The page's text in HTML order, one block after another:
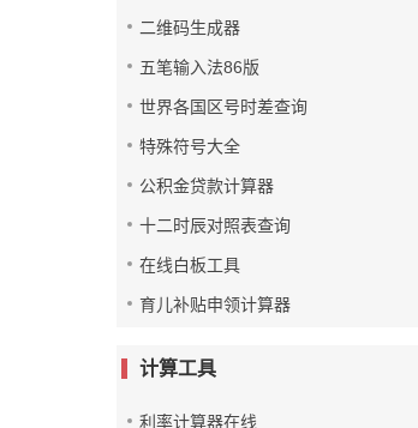
二维码生成器
五笔输入法86版
世界各国区号时差查询
特殊符号大全
公积金贷款计算器
十二时辰对照表查询
在线白板工具
育儿补贴申领计算器
计算工具
利率计算器在线